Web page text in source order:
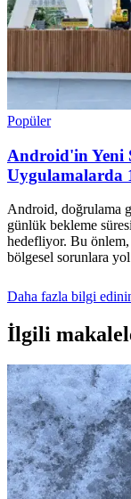
Popüler
Android'in Yeni
Uygulamalarda
Android, doğrulama
günlük bekleme
hedefliyor. Bu
bölgesel sorunlara
Daha fazla bilgi
İlgili